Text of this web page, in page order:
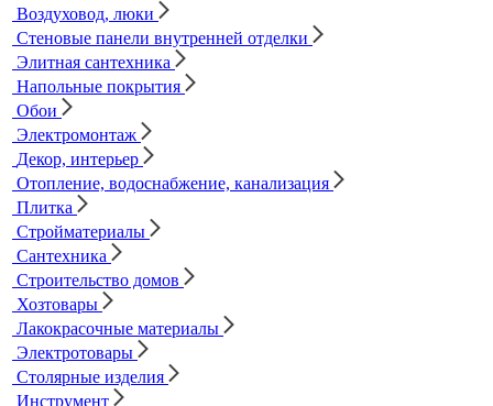
Воздуховод, люки
Стеновые панели внутренней отделки
Элитная сантехника
Напольные покрытия
Обои
Электромонтаж
Декор, интерьер
Отопление, водоснабжение, канализация
Плитка
Стройматериалы
Сантехника
Строительство домов
Хозтовары
Лакокрасочные материалы
Электротовары
Столярные изделия
Инструмент